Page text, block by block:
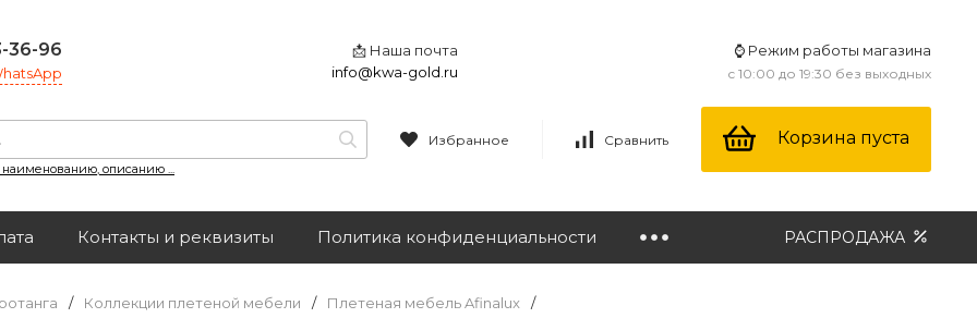
36-96
📩 Наша почта
info@kwa-gold.ru
⌚ Режим работы магазина
с 10:00 до 19:30 без выходных
наименованию, описанию ...
Избранное Сравнить Корзина пуста
Контакты и реквизиты Политика конфиденциальности РАСПРОДАЖА
/ Коллекции плетеной мебели / Плетеная мебель Afinalux
/